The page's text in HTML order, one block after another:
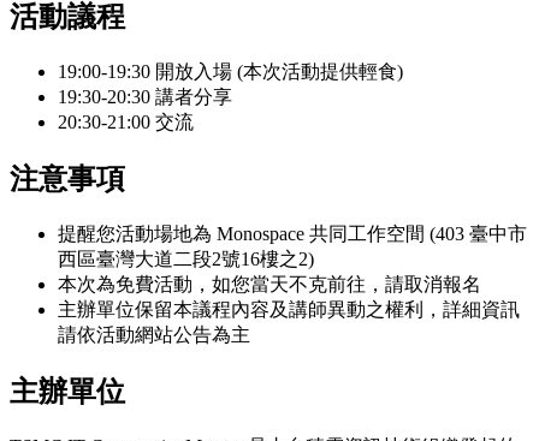
活動議程
19:00-19:30 開放入場 (本次活動提供輕食)
19:30-20:30 講者分享
20:30-21:00 交流
注意事項
提醒您活動場地為 Monospace 共同工作空間 (403 臺中市
西區臺灣大道二段2號16樓之2)
本次為免費活動，如您當天不克前往，請取消報名
主辦單位保留本議程內容及講師異動之權利，詳細資訊
請依活動網站公告為主
主辦單位